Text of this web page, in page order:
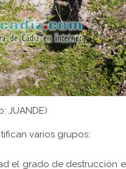
JUANDE)
varios grupos:
el grado de destrucción